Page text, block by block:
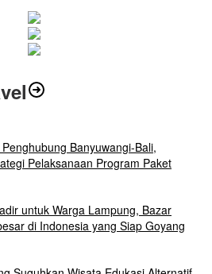
Banyuwangi-Bali,
Pelaksanaan Program Paket
untuk Warga Lampung, Bazar
di Indonesia yang Siap Goyang